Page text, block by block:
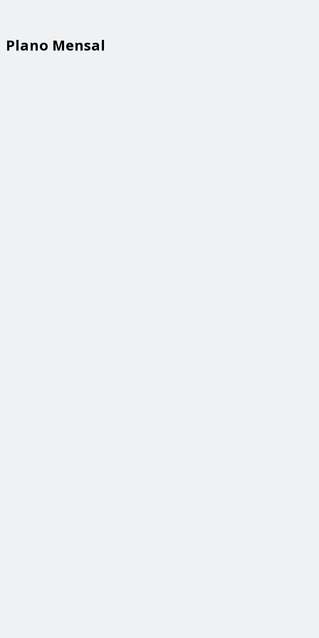
Plano Mensal